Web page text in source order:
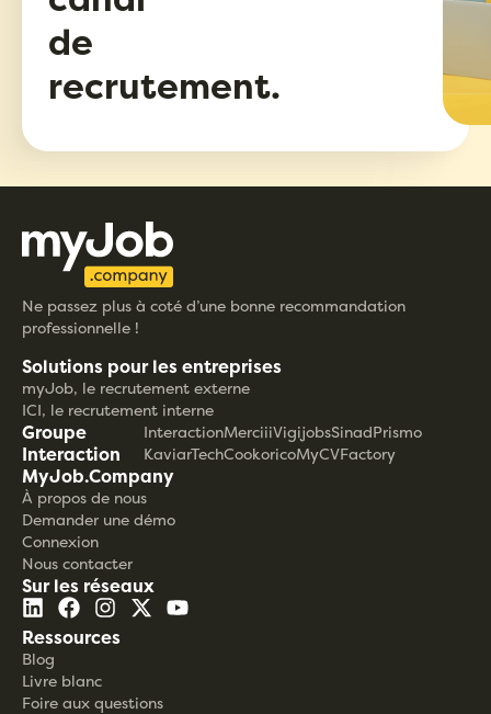
de
recrutement.
Ne passez plus à coté d’une bonne recommandation
professionnelle !
Solutions pour les entreprises
myJob, le recrutement externe
ICI, le recrutement interne
Groupe
Interaction
InteractionMerciiiVigijobsSinadPrismo
KaviarTechCookoricoMyCVFactory
MyJob.Company
À propos de nous
Demander une démo
Connexion
Nous contacter
Sur les réseaux
Ressources
Blog
Livre blanc
Foire aux questions